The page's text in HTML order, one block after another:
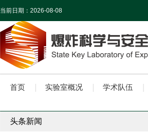
当前日期： 2026-08-08
首页 实验室概况 学术队伍
头条新闻